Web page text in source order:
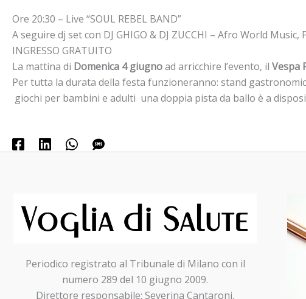
Ore 20:30 – Live “SOUL REBEL BAND”
A seguire dj set con DJ GHIGO & DJ ZUCCHI – Afro World
INGRESSO GRATUITO
La mattina di Domenica 4 giugnoad arricchire l’evento, il Vespa
Per tutta la durata della festa funzioneranno: stand
giochi per bambini e adulti una doppia pista da ballo è a
Periodico registrato al Tribunale di Milano con il
numero 289 del 10 giugno 2009.
Direttore responsabile: Severina Cantaroni,